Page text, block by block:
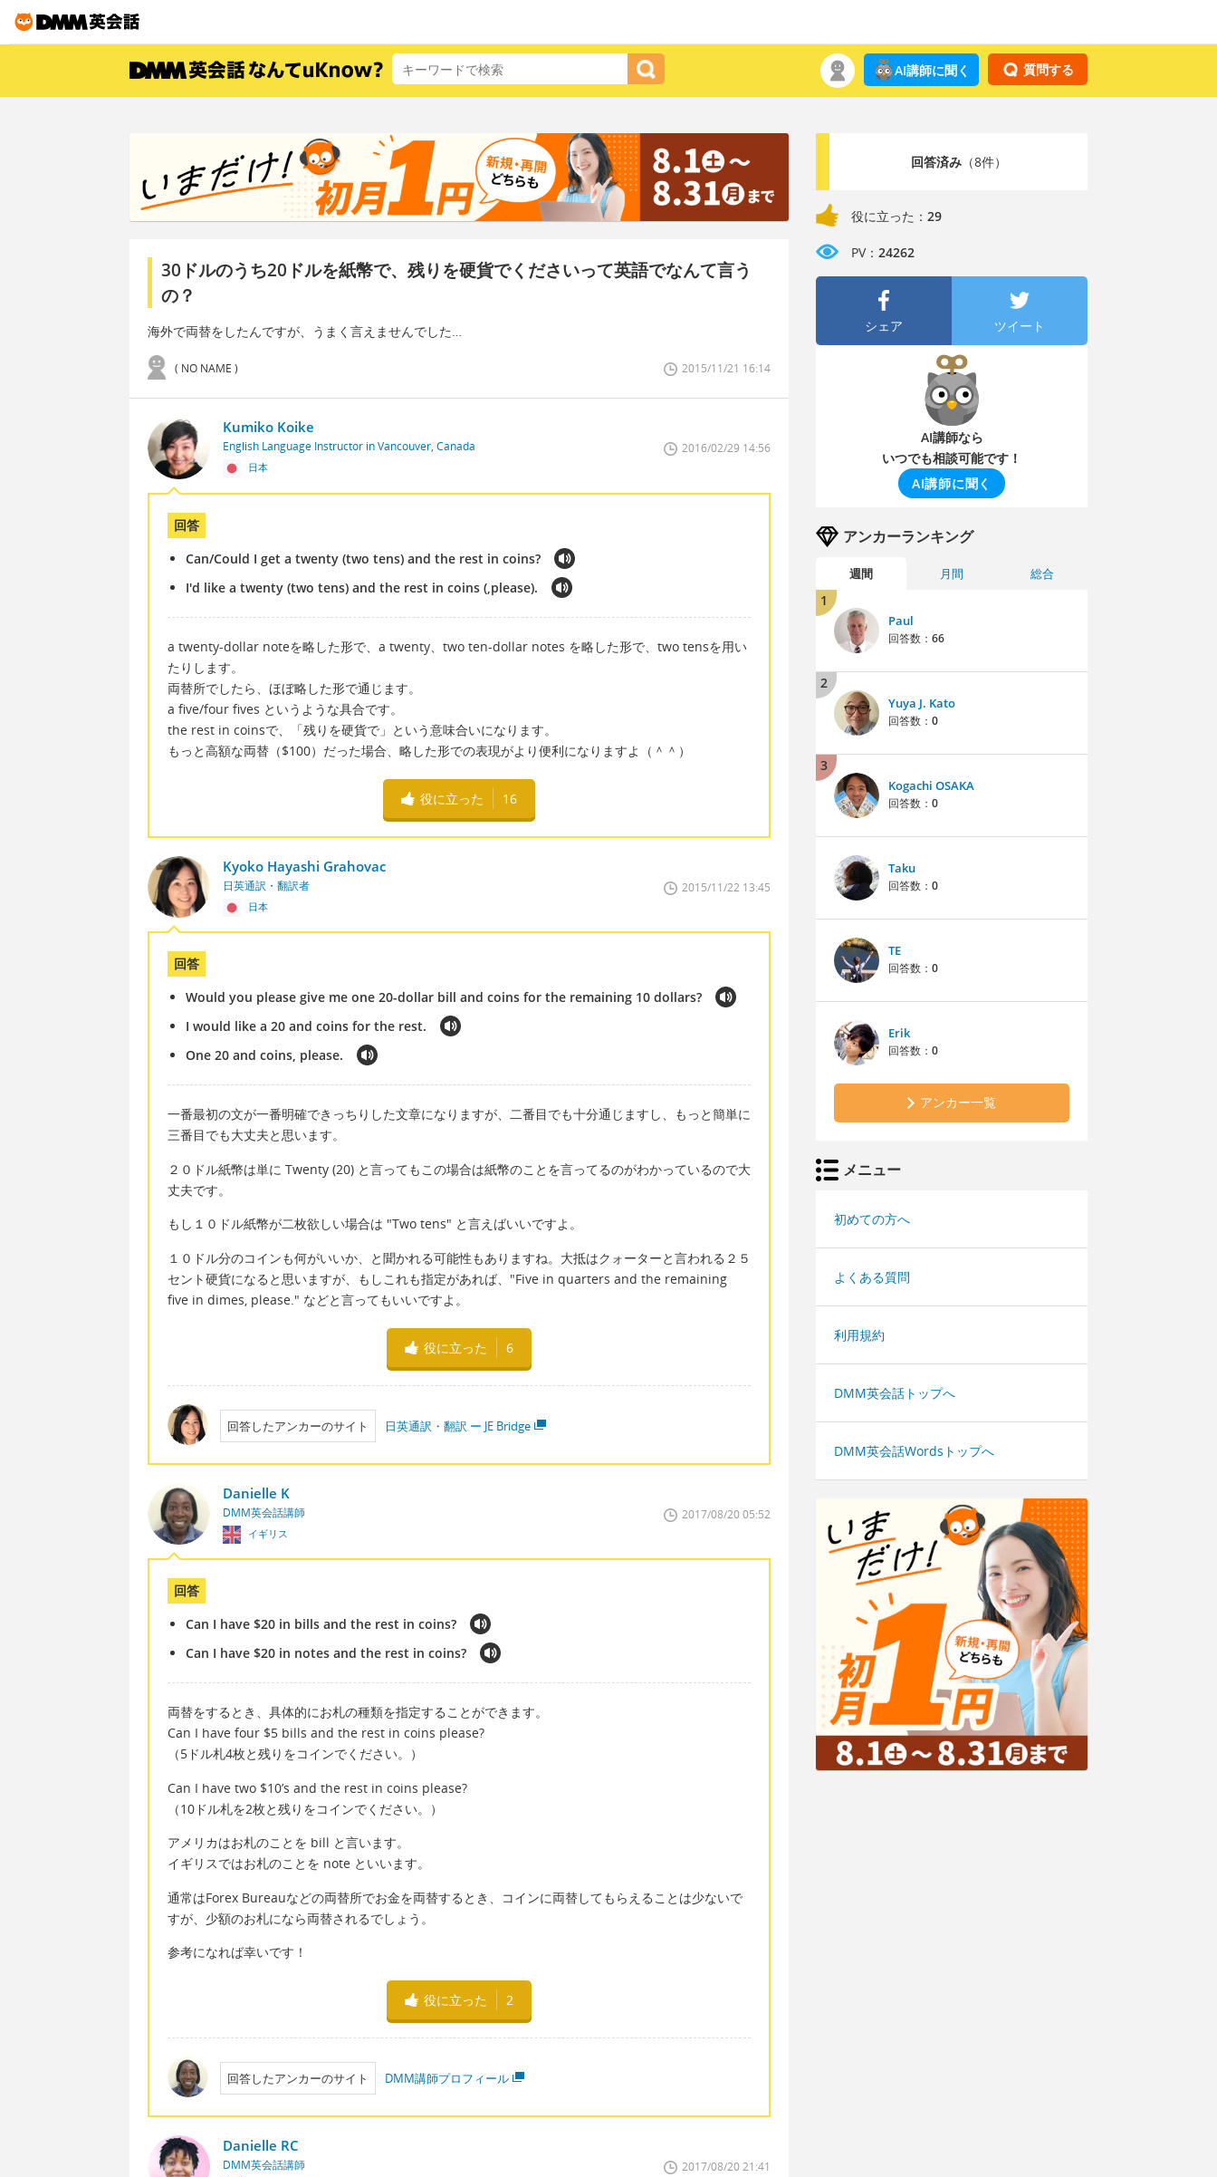
質問する
AI講師に聞く
30ドルのうち20ドルを紙幣で、残りを硬貨でくださいって英語でなんて言う
の？
海外で両替をしたんですが、うまく言えませんでした…
( NO NAME ) 2015/11/21 16:14
Kumiko Koike
English Language Instructor in Vancouver, Canada
日本
2016/02/29 14:56
回答
Can/Could I get a twenty (two tens) and the rest in coins?
I'd like a twenty (two tens) and the rest in coins (,please).
a twenty-dollar noteを略した形で、a twenty、two ten-dollar notes を略した形で、two tensを用い
たりします。
両替所でしたら、ほぼ略した形で通じます。
a five/four fives というような具合です。
the rest in coinsで、「残りを硬貨で」という意味合いになります。
もっと高額な両替（$100）だった場合、略した形での表現がより便利になりますよ（＾＾）
役に立った 16
Kyoko Hayashi Grahovac
日英通訳・翻訳者
日本
2015/11/22 13:45
回答
Would you please give me one 20-dollar bill and coins for the remaining 10 dollars?
I would like a 20 and coins for the rest.
One 20 and coins, please.
一番最初の文が一番明確できっちりした文章になりますが、二番目でも十分通じますし、もっと簡単に
三番目でも大丈夫と思います。
２０ドル紙幣は単に Twenty (20) と言ってもこの場合は紙幣のことを言ってるのがわかっているので大
丈夫です。
もし１０ドル紙幣が二枚欲しい場合は "Two tens" と言えばいいですよ。
１０ドル分のコインも何がいいか、と聞かれる可能性もありますね。大抵はクォーターと言われる２５
セント硬貨になると思いますが、もしこれも指定があれば、"Five in quarters and the remaining
five in dimes, please." などと言ってもいいですよ。
役に立った 6
回答したアンカーのサイト 日英通訳・翻訳 ー JE Bridge
Danielle K
DMM英会話講師
イギリス
2017/08/20 05:52
回答
Can I have $20 in bills and the rest in coins?
Can I have $20 in notes and the rest in coins?
両替をするとき、具体的にお札の種類を指定することができます。
Can I have four $5 bills and the rest in coins please?
（5ドル札4枚と残りをコインでください。）
Can I have two $10’s and the rest in coins please?
（10ドル札を2枚と残りをコインでください。）
アメリカはお札のことを bill と言います。
イギリスではお札のことを note といいます。
通常はForex Bureauなどの両替所でお金を両替するとき、コインに両替してもらえることは少ないで
すが、少額のお札になら両替されるでしょう。
参考になれば幸いです！
役に立った 2
回答したアンカーのサイト DMM講師プロフィール
Danielle RC
DMM英会話講師 2017/08/20 21:41
回答済み（8件）
役に立った： 29
PV： 24262
シェア ツイート
AI講師なら
いつでも相談可能です！
AI講師に聞く
アンカーランキング
週間 月間 総合
1
Paul
回答数： 66
2
Yuya J. Kato
回答数： 0
3
Kogachi OSAKA
回答数： 0
Taku
回答数： 0
TE
回答数： 0
Erik
回答数： 0
アンカー一覧
メニュー
初めての方へ
よくある質問
利用規約
DMM英会話トップへ
DMM英会話Wordsトップへ